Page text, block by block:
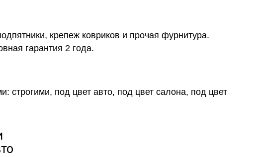
крепеж ковриков и прочая фурнитура.
гарантия 2 года.
строгими, под цвет авто, под цвет салона, под цвет